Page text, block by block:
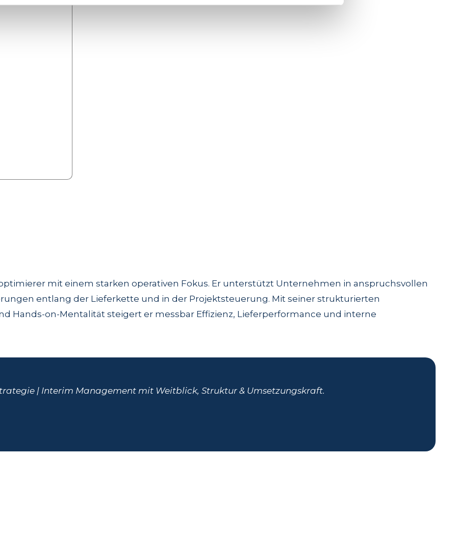
mit einem starken operativen Fokus. Er unterstützt Unternehmen in anspruchsvollen
entlang der Lieferkette und in der Projektsteuerung. Mit seiner strukturierten
Hands-on-Mentalität steigert er messbar Effizienz, Lieferperformance und interne
| Interim Management mit Weitblick, Struktur & Umsetzungskraft.
–
und